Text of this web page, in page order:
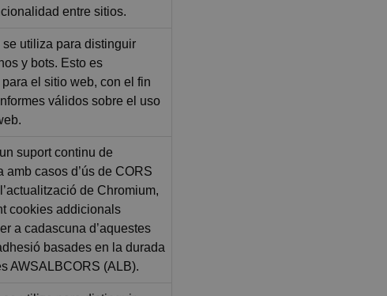
entre sitios.
se utiliza para distinguir
y bots. Esto es
el sitio web, con el fin
válidos sobre el uso
suport continu de
amb casos d’ús de CORS
de Chromium,
cookies addicionals
a cadascuna d’aquestes
basades en la durada
AWSALBCORS (ALB).